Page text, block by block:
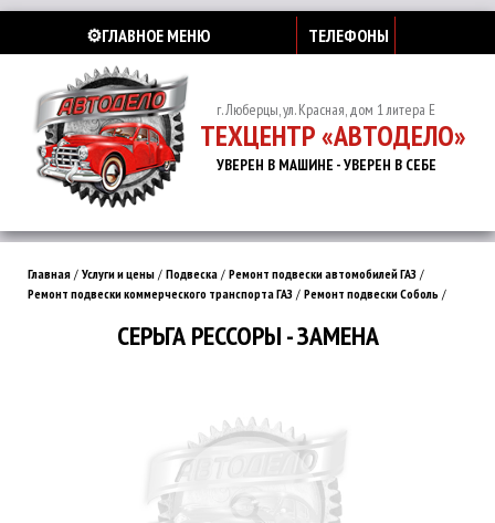
⚙️ГЛАВНОЕ МЕНЮ ТЕЛЕФОНЫ
г. Люберцы, ул. Красная, дом 1 литера Е
ТЕХЦЕНТР «АВТОДЕЛО»
УВЕРЕН В МАШИНЕ - УВЕРЕН В СЕБЕ
Главная / Услуги и цены / Подвеска / Ремонт подвески автомобилей ГАЗ /
Ремонт подвески коммерческого транспорта ГАЗ / Ремонт подвески Соболь /
СЕРЬГА РЕССОРЫ - ЗАМЕНА